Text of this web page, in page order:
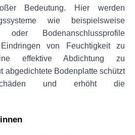
Bedeutung. Hier werden
wie beispielsweise
oder Bodenanschlussprofile
von Feuchtigkeit zu
effektive Abdichtung zu
abgedichtete Bodenplatte schützt
und erhöht die